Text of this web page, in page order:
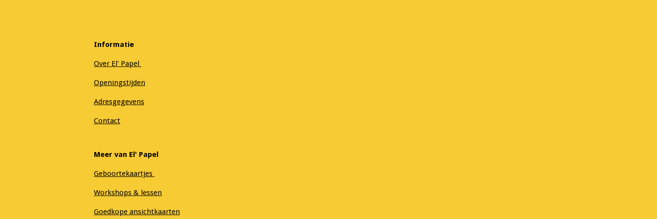
Informatie
Over El' Papel
Openingstijden
Adresgegevens
Contact
Meer van El' Papel
Geboortekaartjes
Workshops & lessen
Goedkope ansichtkaarten